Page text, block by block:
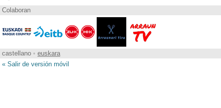
Colaboran
castellano • euskara
« Salir de versión móvil